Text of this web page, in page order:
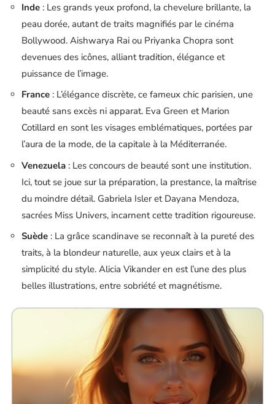
Inde : Les grands yeux profond, la chevelure brillante, la
peau dorée, autant de traits magnifiés par le cinéma
Bollywood. Aishwarya Rai ou Priyanka Chopra sont
devenues des icônes, alliant tradition, élégance et
puissance de l’image.
France : L’élégance discrète, ce fameux chic parisien, une
beauté sans excès ni apparat. Eva Green et Marion
Cotillard en sont les visages emblématiques, portées par
l’aura de la mode, de la capitale à la Méditerranée.
Venezuela : Les concours de beauté sont une institution.
Ici, tout se joue sur la préparation, la prestance, la maîtrise
du moindre détail. Gabriela Isler et Dayana Mendoza,
sacrées Miss Univers, incarnent cette tradition rigoureuse.
Suède : La grâce scandinave se reconnaît à la pureté des
traits, à la blondeur naturelle, aux yeux clairs et à la
simplicité du style. Alicia Vikander en est l’une des plus
belles illustrations, entre sobriété et magnétisme.